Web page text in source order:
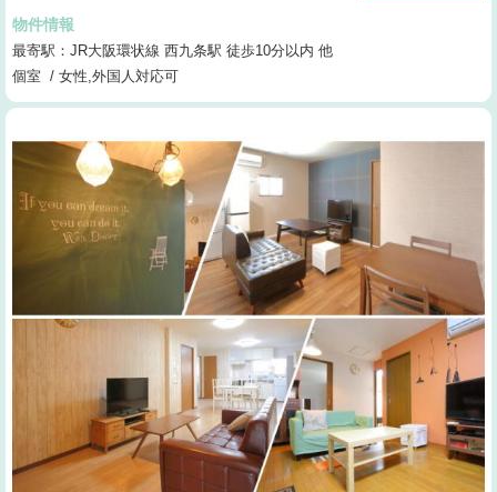
物件情報
最寄駅：JR大阪環状線 西九条駅 徒歩10分以内 他
個室 / 女性,外国人対応可